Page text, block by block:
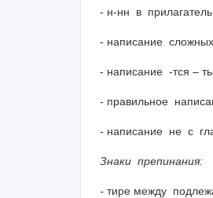
- н-нн в
- написание
- написание -тся –
- правильное
- написание не с
Знаки препинания:
- тире между